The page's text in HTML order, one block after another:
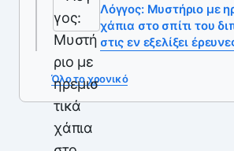
Λόγγος: Μυστήριο με
χάπια στο σπίτι του
στις εν εξελίξει
Όλο το χρονικό